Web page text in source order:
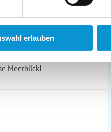
erlauben
Halbpension möglich
Meerblick!